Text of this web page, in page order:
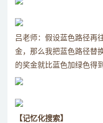
吕老师：假设蓝色路径再
金，那么我把蓝色路径替
的奖金就比蓝色加绿色得
【记忆化搜索】